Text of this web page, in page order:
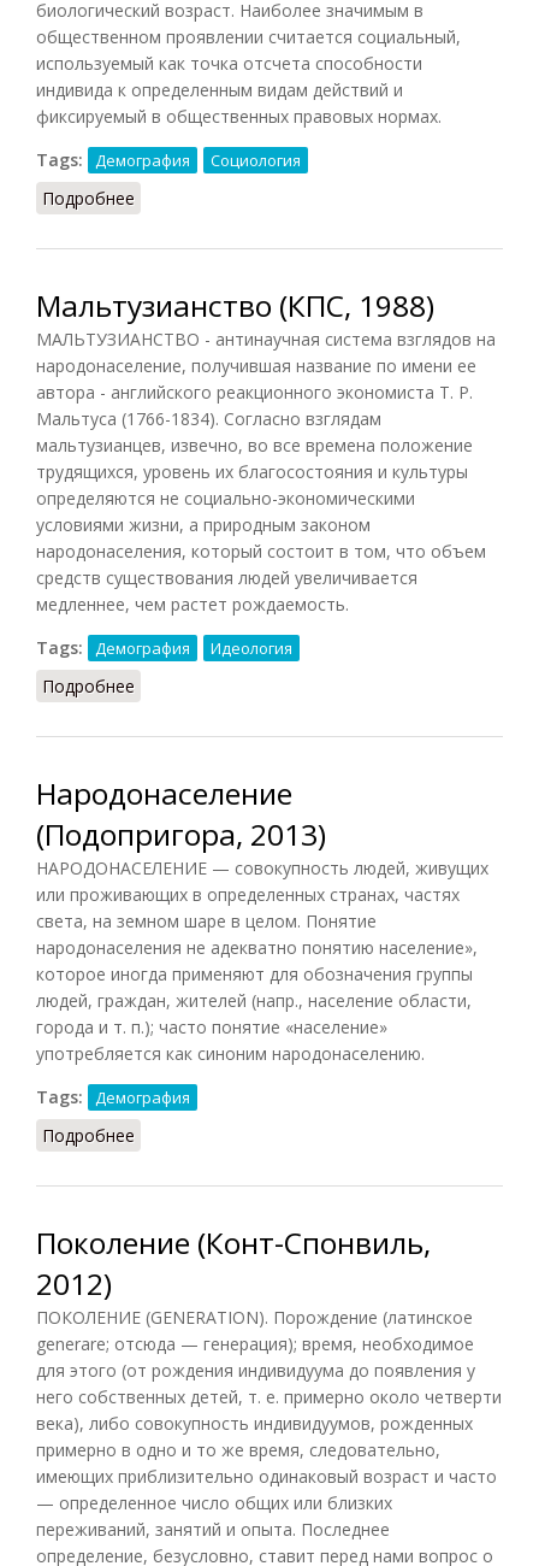
биологический возраст. Наиболее значимым в
общественном проявлении считается социальный,
используемый как точка отсчета способности
индивида к определенным видам действий и
фиксируемый в общественных правовых нормах.
Tags:
Демография Социология
Подробнее
Мальтузианство (КПС, 1988)
МАЛЬТУЗИАНСТВО - антинаучная система взглядов на
народонаселение, получившая название по имени ее
автора - английского реакционного экономиста Т. Р.
Мальтуса (1766-1834). Согласно взглядам
мальтузианцев, извечно, во все времена положение
трудящихся, уровень их благосостояния и культуры
определяются не социально-экономическими
условиями жизни, а природным законом
народонаселения, который состоит в том, что объем
средств существования людей увеличивается
медленнее, чем растет рождаемость.
Tags:
Демография Идеология
Подробнее
Народонаселение
(Подопригора, 2013)
НАРОДОНАСЕЛЕНИЕ — совокупность людей, живущих
или проживающих в определенных странах, частях
света, на земном шаре в целом. Понятие
народонаселения не адекватно понятию население»,
которое иногда применяют для обозначения группы
людей, граждан, жителей (напр., население области,
города и т. п.); часто понятие «население»
употребляется как синоним народонаселению.
Tags:
Демография
Подробнее
Поколение (Конт-Спонвиль,
2012)
ПОКОЛЕНИЕ (GENERATION). Порождение (латинское
generare; отсюда — генерация); время, необходимое
для этого (от рождения индивидуума до появления у
него собственных детей, т. е. примерно около четверти
века), либо совокупность индивидуумов, рожденных
примерно в одно и то же время, следовательно,
имеющих приблизительно одинаковый возраст и часто
— определенное число общих или близких
переживаний, занятий и опыта. Последнее
определение, безусловно, ставит перед нами вопрос о